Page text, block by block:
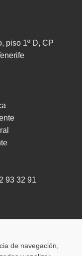
piso 1º D, CP
93 32 91
de navegación,